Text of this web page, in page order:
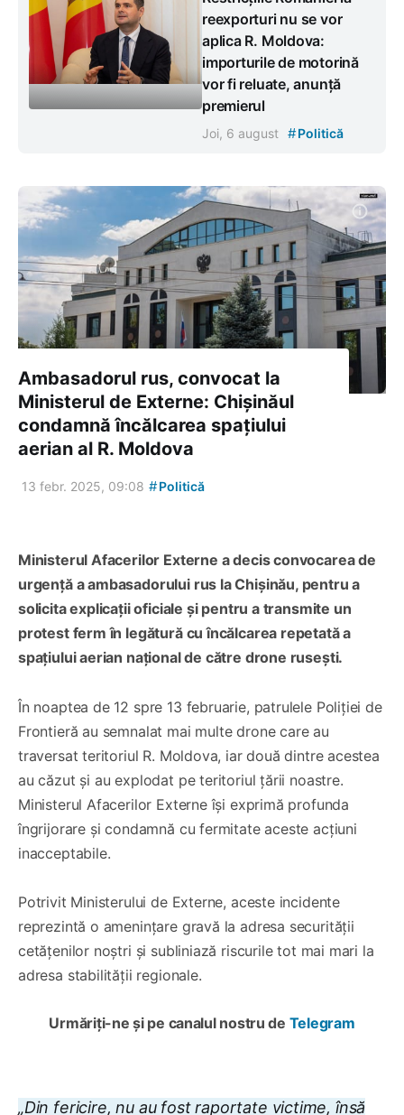
reexporturi nu se vor
aplica R. Moldova:
importurile de motorină
vor fi reluate, anunță
premierul
Joi, 6 august #Politică
Ambasadorul rus, convocat la
Ministerul de Externe: Chișinăul
condamnă încălcarea spațiului
aerian al R. Moldova
13 febr. 2025, 09:08 #Politică
Ministerul Afacerilor Externe a decis convocarea de
urgență a ambasadorului rus la Chișinău, pentru a
solicita explicații oficiale și pentru a transmite un
protest ferm în legătură cu încălcarea repetată a
spațiului aerian național de către drone rusești.
În noaptea de 12 spre 13 februarie, patrulele Poliției de
Frontieră au semnalat mai multe drone care au
traversat teritoriul R. Moldova, iar două dintre acestea
au căzut și au explodat pe teritoriul țării noastre.
Ministerul Afacerilor Externe își exprimă profunda
îngrijorare și condamnă cu fermitate aceste acțiuni
inacceptabile.
Potrivit Ministerului de Externe, aceste incidente
reprezintă o amenințare gravă la adresa securității
cetățenilor noștri și subliniază riscurile tot mai mari la
adresa stabilității regionale.
Urmăriți-ne și pe canalul nostru de Telegram
„Din fericire, nu au fost raportate victime, însă